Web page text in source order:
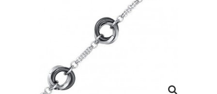
SWAROVSKI
BONNES AFFAIRES
CARTES CADEAUX
IDÉE CADEAUX
QUI SOMMES NOUS